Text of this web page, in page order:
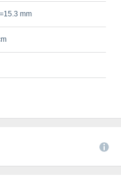
mm